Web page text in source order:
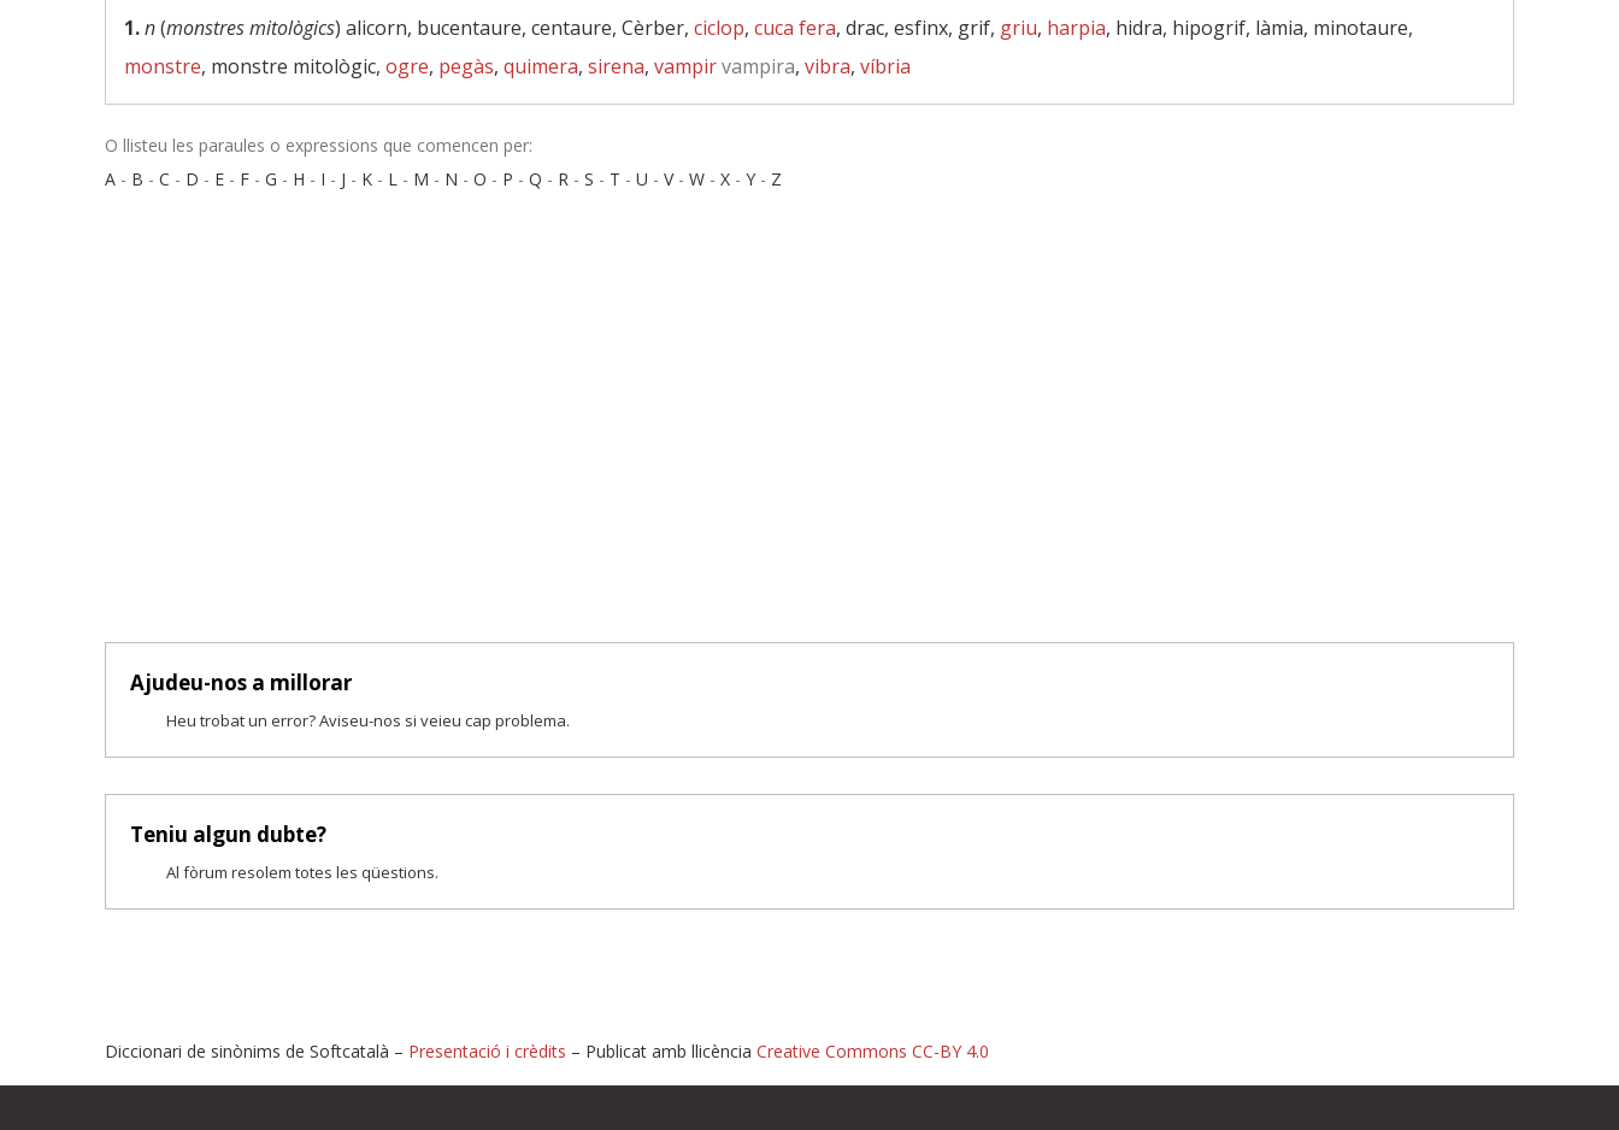
1.n(monstres mitològics) alicorn, bucentaure, centaure, Cèrber, ciclop, cuca fera, drac, esfinx, grif, griu, harpia, hidra, hipogrif, làmia, minotaure,
monstre, monstre mitològic, ogre, pegàs, quimera, sirena, vampirvampira, vibra, víbria
O llisteu les paraules o expressions que comencen per:
A - B - C - D - E - F - G - H - I - J - K - L - M - N - O - P - Q - R - S - T - U - V- W - X - Y - Z
Ajudeu-nos a millorar
Heu trobat un error? Aviseu-nos si veieu cap problema.
Teniu algun dubte?
Al fòrum resolem totes les qüestions.
Diccionari de sinònims de Softcatalà – Presentació i crèdits – Publicat amb llicència Creative Commons CC-BY 4.0